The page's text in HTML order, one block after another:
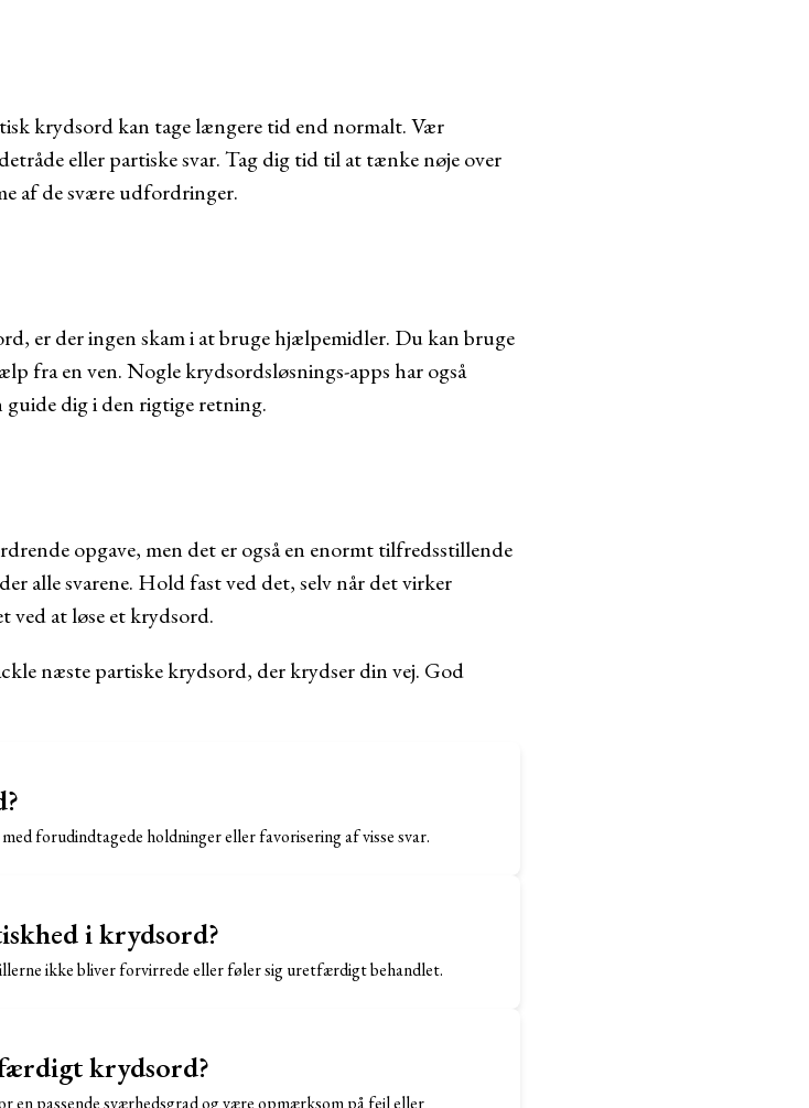
krydsord kan tage længere tid end normalt. Vær
eller partiske svar. Tag dig tid til at tænke nøje over
af de svære udfordringer.
er der ingen skam i at bruge hjælpemidler. Du kan bruge
fra en ven. Nogle krydsordsløsnings-apps har også
dig i den rigtige retning.
opgave, men det er også en enormt tilfredsstillende
alle svarene. Hold fast ved det, selv når det virker
ved at løse et krydsord.
næste partiske krydsord, der krydser din vej. God
forudindtagede holdninger eller favorisering af visse svar.
i krydsord?
ikke bliver forvirrede eller føler sig uretfærdigt behandlet.
krydsord?
en passende sværhedsgrad og være opmærksom på fejl eller